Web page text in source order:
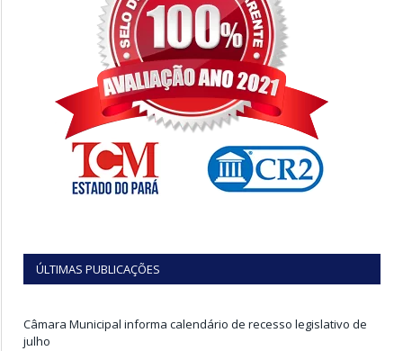
ÚLTIMAS PUBLICAÇÕES
Câmara Municipal informa calendário de recesso legislativo de
julho